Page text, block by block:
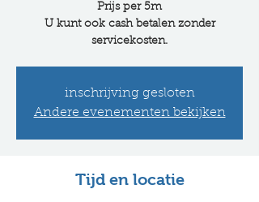
Prijs per 5m
U kunt ook cash betalen zonder
servicekosten.
inschrijving gesloten
Andere evenementen bekijken
Tijd en locatie